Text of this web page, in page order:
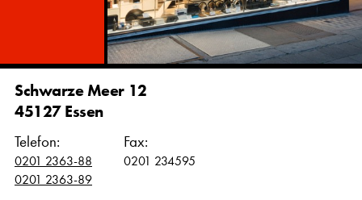
Schwarze Meer 12
45127 Essen
Telefon:
0201 2363-88
0201 2363-89
Fax:
0201 234595